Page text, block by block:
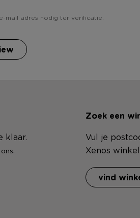
mail adres nodig ter verificatie.
klaar.
.
Zoek een
Vul je
Xenos
vind